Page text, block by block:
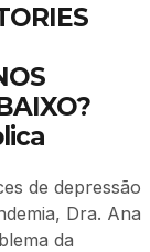
de depressão
Dra. Ana
da